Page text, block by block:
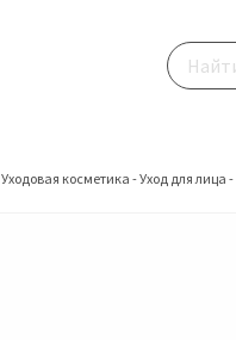
Уходовая косметика -Уход для лица -